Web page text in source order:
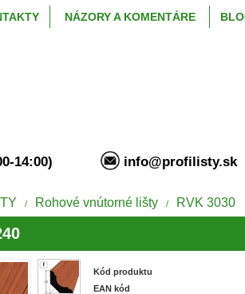
NÁZORY A KOMENTÁRE
6:00-14:00)
/ Rohové vnútorné lišty / RVK 3030
Kód produktu
EAN kód